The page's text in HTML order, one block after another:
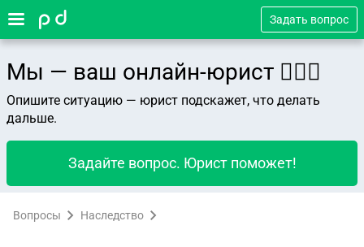
Задать вопрос
Мы — ваш онлайн-юрист 👨🏻‍⚖️
Опишите ситуацию — юрист подскажет, что делать
дальше.
Задайте вопрос. Юрист поможет!
Вопросы Наследство